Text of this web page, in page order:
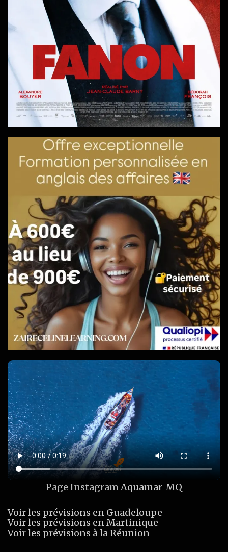
Page InstagramAquamar_MQ
Voir les prévisions en Guadeloupe
Voir les prévisions en Martinique
Voir les prévisions à la Réunion